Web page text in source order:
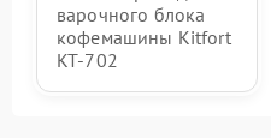
варочного блока
кофемашины Kitfort
KT-702